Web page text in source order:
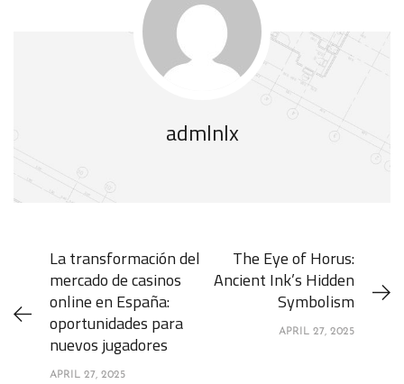
admlnlx
La transformación del
mercado de casinos
online en España:
oportunidades para
nuevos jugadores
APRIL 27, 2025
The Eye of Horus:
Ancient Ink’s Hidden
Symbolism
APRIL 27, 2025